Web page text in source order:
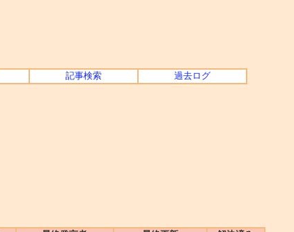
記事検索 過去ログ